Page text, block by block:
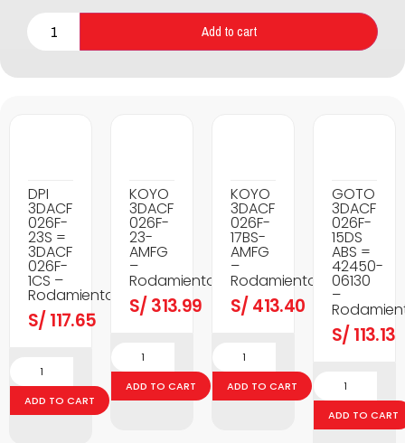
Add to cart
DPI
3DACF
026F-
23S =
3DACF
026F-
1CS –
Rodamientos
S/ 117.65
ADD TO CART
KOYO
3DACF
026F-
23-
AMFG
–
Rodamientos
S/ 313.99
ADD TO CART
KOYO
3DACF
026F-
17BS-
AMFG
–
Rodamientos
S/ 413.40
ADD TO CART
GOTO
3DACF
026F-
15DS
ABS =
42450-
06130
–
S/ 113.13
ADD TO CART